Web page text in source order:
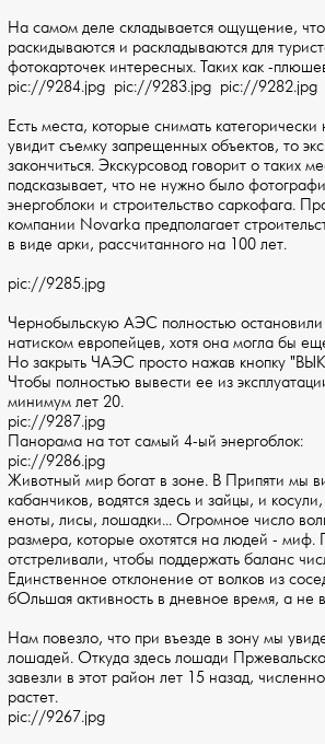
На самом деле складывается ощущение,
раскидываются и раскладываются для
фотокарточек интересных. Таких как -
pic://9284.jpg pic://9283.jpg pic://
Есть места, которые снимать категорически
увидит съемку запрещенных объектов, то
закончиться. Экскурсовод говорит о таких
подсказывает, что не нужно было
энергоблоки и строительство саркофага.
компании Novarka предполагает
в виде арки, рассчитанного на 100 лет.
pic://9285.jpg
Чернобыльскую АЭС полностью остановили
натиском европейцев, хотя она могла бы
Но закрыть ЧАЭС просто нажав кнопку
Чтобы полностью вывести ее из
минимум лет 20.
pic://9287.jpg
Панорама на тот самый 4-ый энергоблок:
pic://9286.jpg
Животный мир богат в зоне. В Припяти мы
кабанчиков, водятся здесь и зайцы, и
еноты, лисы, лошадки... Огромное число
размера, которые охотятся на людей - миф.
отстреливали, чтобы поддержать баланс
Единственное отклонение от волков из
бОльшая активность в дневное время, а не
Нам повезло, что при въезде в зону мы
лошадей. Откуда здесь лошади
завезли в этот район лет 15 назад,
растет.
pic://9267.jpg